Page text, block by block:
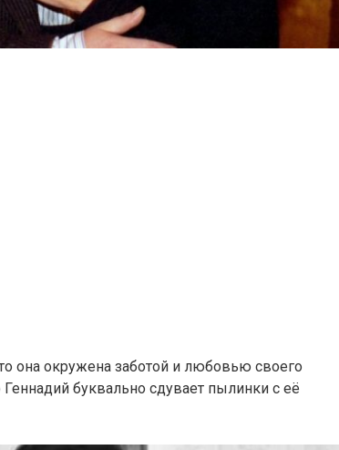
она окружена заботой и любовью своего
буквально сдувает пылинки с её